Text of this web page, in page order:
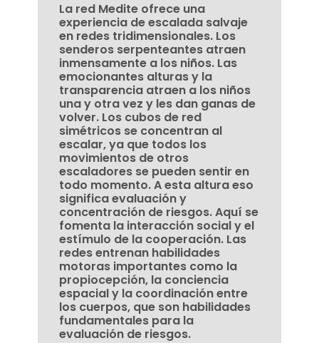
La red Medite ofrece una
experiencia de escalada salvaje
en redes tridimensionales. Los
senderos serpenteantes atraen
inmensamente a los niños. Las
emocionantes alturas y la
transparencia atraen a los niños
una y otra vez y les dan ganas de
volver. Los cubos de red
simétricos se concentran al
escalar, ya que todos los
movimientos de otros
escaladores se pueden sentir en
todo momento. A esta altura eso
significa evaluación y
concentración de riesgos. Aquí se
fomenta la interacción social y el
estímulo de la cooperación. Las
redes entrenan habilidades
motoras importantes como la
propiocepción, la conciencia
espacial y la coordinación entre
los cuerpos, que son habilidades
fundamentales para la
evaluación de riesgos.